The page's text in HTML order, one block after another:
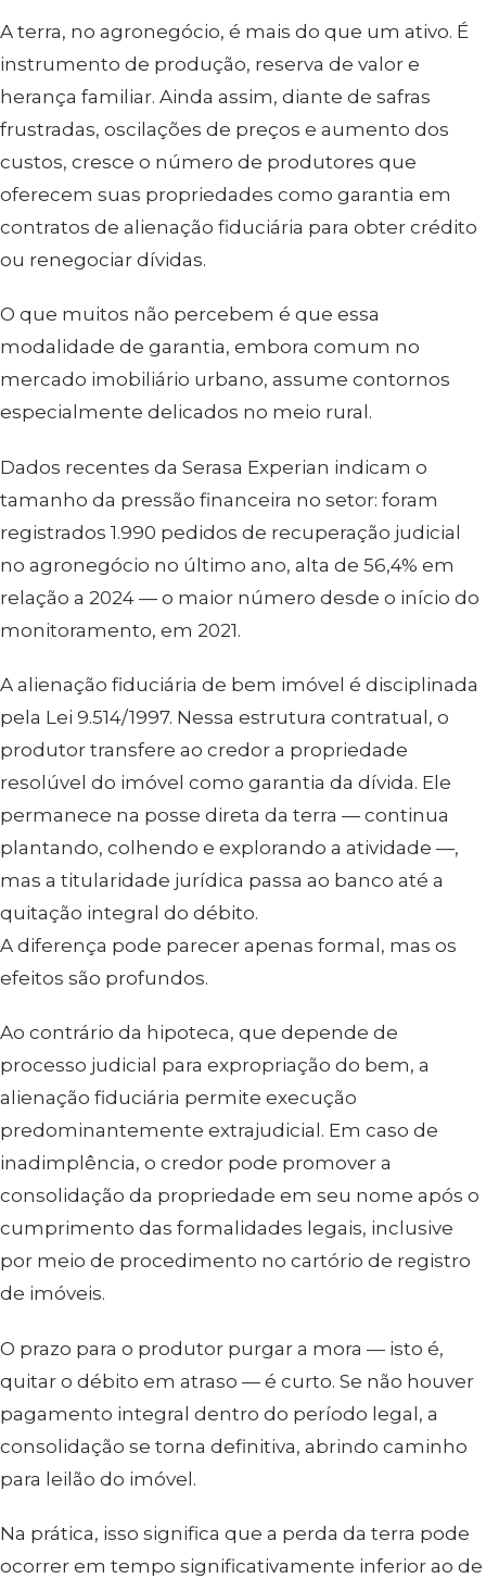
A terra, no agronegócio, é mais do que um ativo. É
instrumento de produção, reserva de valor e
herança familiar. Ainda assim, diante de safras
frustradas, oscilações de preços e aumento dos
custos, cresce o número de produtores que
oferecem suas propriedades como garantia em
contratos de alienação fiduciária para obter crédito
ou renegociar dívidas.
O que muitos não percebem é que essa
modalidade de garantia, embora comum no
mercado imobiliário urbano, assume contornos
especialmente delicados no meio rural.
Dados recentes da Serasa Experian indicam o
tamanho da pressão financeira no setor: foram
registrados 1.990 pedidos de recuperação judicial
no agronegócio no último ano, alta de 56,4% em
relação a 2024 — o maior número desde o início do
monitoramento, em 2021.
A alienação fiduciária de bem imóvel é disciplinada
pela Lei 9.514/1997. Nessa estrutura contratual, o
produtor transfere ao credor a propriedade
resolúvel do imóvel como garantia da dívida. Ele
permanece na posse direta da terra — continua
plantando, colhendo e explorando a atividade —,
mas a titularidade jurídica passa ao banco até a
quitação integral do débito.
A diferença pode parecer apenas formal, mas os
efeitos são profundos.
Ao contrário da hipoteca, que depende de
processo judicial para expropriação do bem, a
alienação fiduciária permite execução
predominantemente extrajudicial. Em caso de
inadimplência, o credor pode promover a
consolidação da propriedade em seu nome após o
cumprimento das formalidades legais, inclusive
por meio de procedimento no cartório de registro
de imóveis.
O prazo para o produtor purgar a mora — isto é,
quitar o débito em atraso — é curto. Se não houver
pagamento integral dentro do período legal, a
consolidação se torna definitiva, abrindo caminho
para leilão do imóvel.
Na prática, isso significa que a perda da terra pode
ocorrer em tempo significativamente inferior ao de